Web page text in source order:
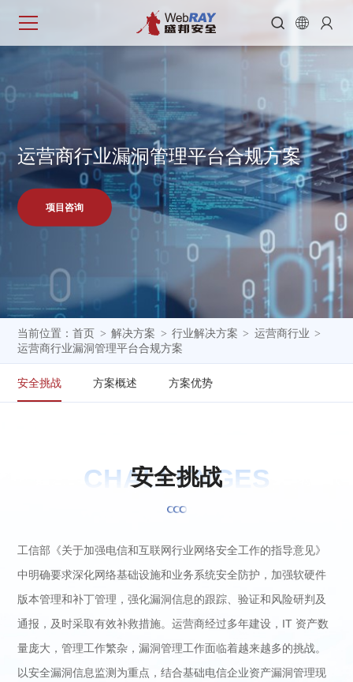
  
运营商行业漏洞管理平台合规方案
项目咨询
当前位置：首页 > 解决方案 > 行业解决方案 > 运营商行业 >
运营商行业漏洞管理平台合规方案
安全挑战 方案概述 方案优势
CHALLENGES
安全挑战
工信部《关于加强电信和互联网行业网络安全工作的指导意见》
中明确要求深化网络基础设施和业务系统安全防护，加强软硬件
版本管理和补丁管理，强化漏洞信息的跟踪、验证和风险研判及
通报，及时采取有效补救措施。运营商经过多年建设，IT 资产数
量庞大，管理工作繁杂，漏洞管理工作面临着越来越多的挑战。
以安全漏洞信息监测为重点，结合基础电信企业资产漏洞管理现